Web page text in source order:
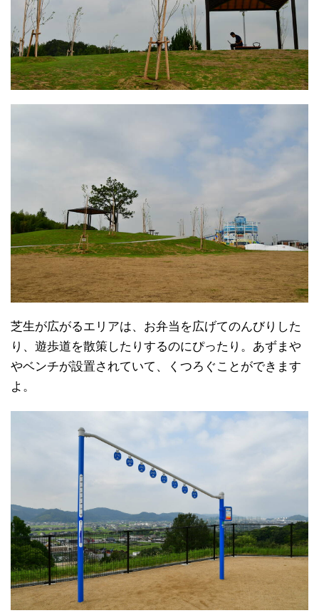
芝生が広がるエリアは、お弁当を広げてのんびりした
り、遊歩道を散策したりするのにぴったり。あずまや
やベンチが設置されていて、くつろぐことができます
よ。